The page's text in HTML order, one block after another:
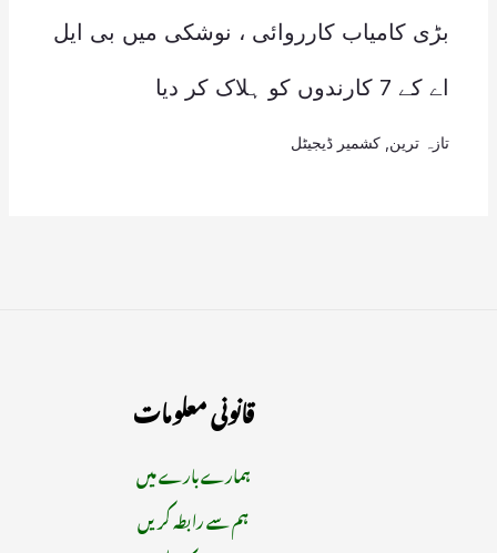
بڑی کامیاب کارروائی ، نوشکی میں بی ایل
اے کے 7 کارندوں کو ہلاک کر دیا
تازہ ترین کشمیر ڈیجیٹل
قانونی معلومات
ہمارے بارے میں
ہم سے رابطہ کریں